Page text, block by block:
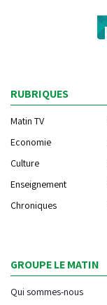
RUBRIQUES
Matin TV
Economie
Culture
Enseignement
Chroniques
GROUPE LE MATIN
Qui sommes-nous